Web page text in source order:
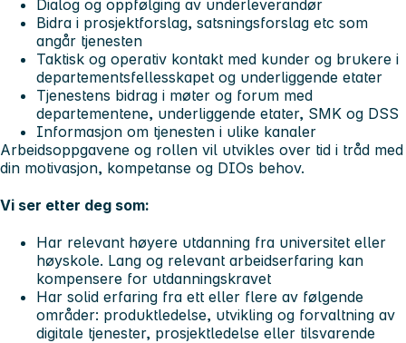
Dialog og oppfølging av underleverandør
Bidra i prosjektforslag, satsningsforslag etc som
angår tjenesten
Taktisk og operativ kontakt med kunder og brukere i
departementsfellesskapet og underliggende etater
Tjenestens bidrag i møter og forum med
departementene, underliggende etater, SMK og DSS
Informasjon om tjenesten i ulike kanaler
Arbeidsoppgavene og rollen vil utvikles over tid i tråd med
din motivasjon, kompetanse og DIOs behov.
Vi ser etter deg som:
Har relevant høyere utdanning fra universitet eller
høyskole. Lang og relevant arbeidserfaring kan
kompensere for utdanningskravet
Har solid erfaring fra ett eller flere av følgende
områder: produktledelse, utvikling og forvaltning av
digitale tjenester, prosjektledelse eller tilsvarende